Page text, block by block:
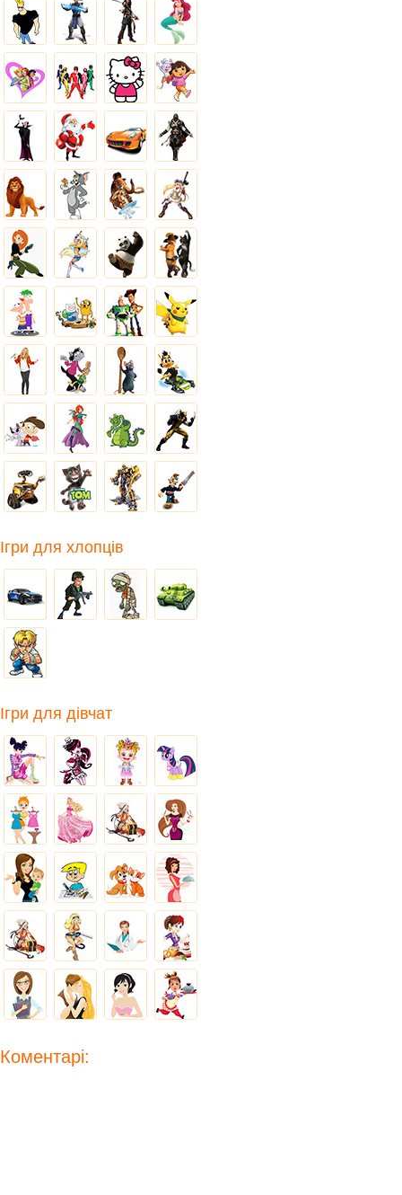
Ігри для хлопців
Ігри для дівчат
Коментарі: